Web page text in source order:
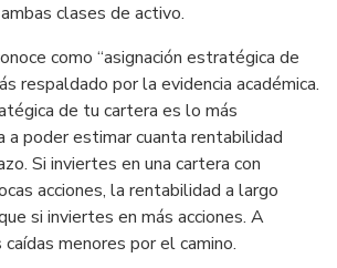
clases de activo.
como “asignación estratégica de
respaldado por la evidencia académica.
de tu cartera es lo más
a poder estimar cuanta rentabilidad
Si inviertes en una cartera con
acciones, la rentabilidad a largo
si inviertes en más acciones. A
menores por el camino.